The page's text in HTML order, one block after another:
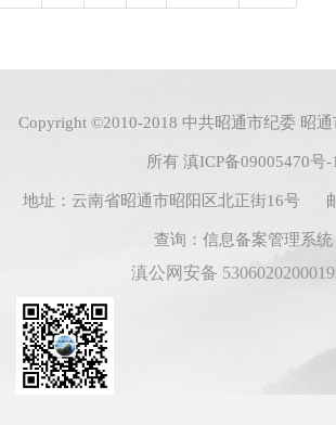
Copyright ©2010-2018 中共昭通市纪委 昭
所有 滇ICP备09005470号-
地址：云南省昭通市昭阳区北正街16号
查询： 信息备案管理系统
滇公网安备